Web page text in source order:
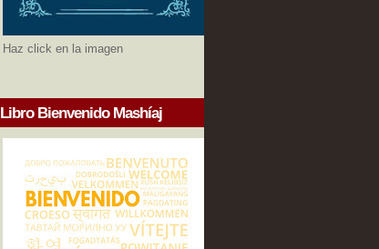
Haz click en la imagen
Libro Bienvenido Mashíaj